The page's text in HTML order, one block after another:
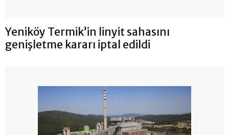
Yeniköy Termik’in linyit sahasını
genişletme kararı iptal edildi